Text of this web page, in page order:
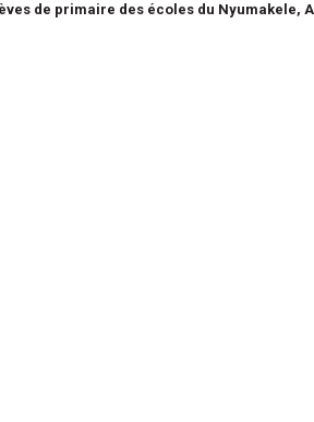
de primaire des écoles du Nyumakele,